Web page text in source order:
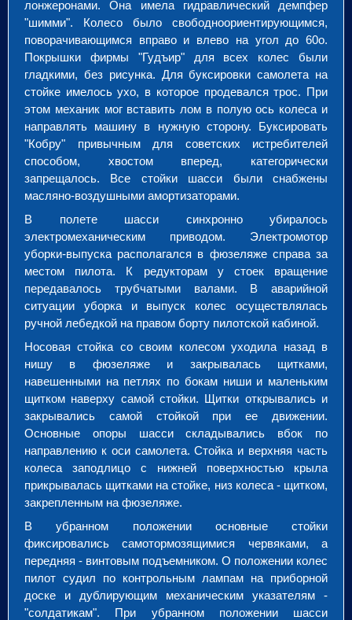
лонжеронами. Она имела гидравлический демпфер
"шимми". Колесо было свободноориентирующимся,
поворачивающимся вправо и влево на угол до 60о.
Покрышки фирмы "Гудъир" для всех колес были
гладкими, без рисунка. Для буксировки самолета на
стойке имелось ухо, в которое продевался трос. При
этом механик мог вставить лом в полую ось колеса и
направлять машину в нужную сторону. Буксировать
"Кобру" привычным для советских истребителей
способом, хвостом вперед, категорически
запрещалось. Все стойки шасси были снабжены
масляно-воздушными амортизаторами.
В полете шасси синхронно убиралось
электромеханическим приводом. Электромотор
уборки-выпуска располагался в фюзеляже справа за
местом пилота. К редукторам у стоек вращение
передавалось трубчатыми валами. В аварийной
ситуации уборка и выпуск колес осуществлялась
ручной лебедкой на правом борту пилотской кабиной.
Носовая стойка со своим колесом уходила назад в
нишу в фюзеляже и закрывалась щитками,
навешенными на петлях по бокам ниши и маленьким
щитком наверху самой стойки. Щитки открывались и
закрывались самой стойкой при ее движении.
Основные опоры шасси складывались вбок по
направлению к оси самолета. Стойка и верхняя часть
колеса заподлицо с нижней поверхностью крыла
прикрывалась щитками на стойке, низ колеса - щитком,
закрепленным на фюзеляже.
В убранном положении основные стойки
фиксировались самотормозящимися червяками, а
передняя - винтовым подъемником. О положении колес
пилот судил по контрольным лампам на приборной
доске и дублирующим механическим указателям -
"солдатикам". При убранном положении шасси